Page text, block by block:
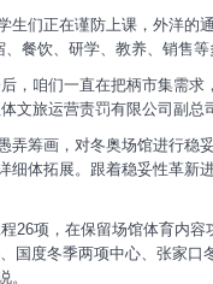
生们正在谨防上课，外洋的
、餐饮、研学、教养、销售
，咱们一直在把柄市集需
文旅运营责罚有限公司副总
弄筹画，对冬奥场馆进行稳
细体拓展。跟着稳妥性革
26项，在保留场馆体育内
国度冬季两项中心、张家口
。